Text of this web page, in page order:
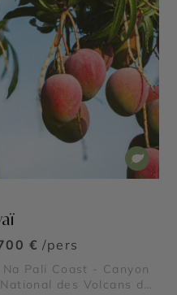
€ /pers
Pali Coast - Canyon
des Volcans de